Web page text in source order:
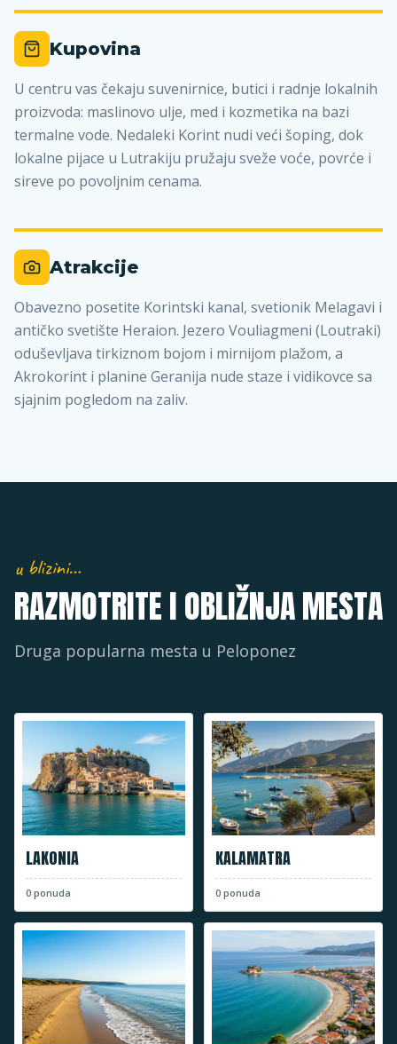
Kupovina
U centru vas čekaju suvenirnice, butici i radnje lokalnih
proizvoda: maslinovo ulje, med i kozmetika na bazi
termalne vode. Nedaleki Korint nudi veći šoping, dok
lokalne pijace u Lutrakiju pružaju sveže voće, povrće i
sireve po povoljnim cenama.
Atrakcije
Obavezno posetite Korintski kanal, svetionik Melagavi i
antičko svetište Heraion. Jezero Vouliagmeni (Loutraki)
oduševljava tirkiznom bojom i mirnijom plažom, a
Akrokorint i planine Geranija nude staze i vidikovce sa
sjajnim pogledom na zaliv.
u blizini…
RAZMOTRITE I OBLIŽNJA MESTA
Druga popularna mesta u Peloponez
LAKONIA
0 ponuda
KALAMATRA
0 ponuda